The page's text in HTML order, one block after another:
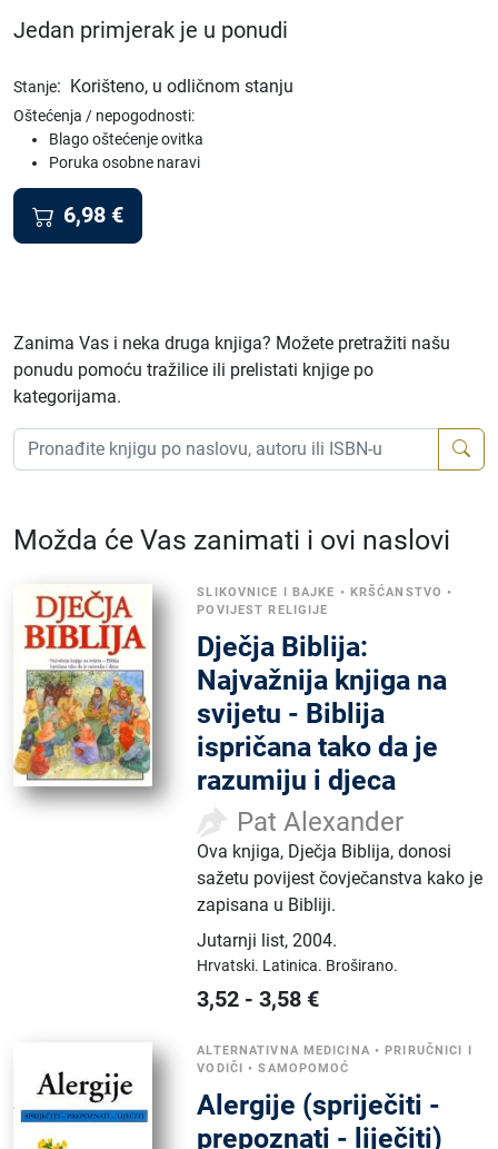
Jedan primjerak je u ponudi
Stanje: Korišteno, u odličnom stanju
Oštećenja / nepogodnosti:
Blago oštećenje ovitka
Poruka osobne naravi
6,98 €
Zanima Vas i neka druga knjiga? Možete pretražiti našu
ponudu pomoću tražilice ili prelistati knjige po
kategorijama.
Možda će Vas zanimati i ovi naslovi
SLIKOVNICE I BAJKE • KRŠĆANSTVO •
POVIJEST RELIGIJE
Dječja Biblija:
Najvažnija knjiga na
svijetu - Biblija
ispričana tako da je
razumiju i djeca
Pat Alexander
Ova knjiga, Dječja Biblija, donosi
sažetu povijest čovječanstva kako je
zapisana u Bibliji.
Jutarnji list,2004.
Hrvatski. Latinica. Broširano.
3,52 -3,58 €
ALTERNATIVNA MEDICINA •PRIRUČNICI I
VODIČI •SAMOPOMOĆ
Alergije (spriječiti -
prepoznati - liječiti)